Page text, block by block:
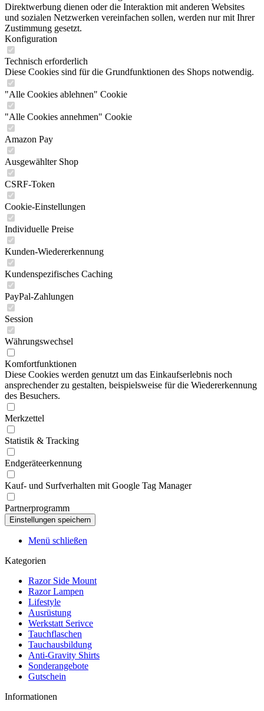
Direktwerbung dienen oder die Interaktion mit anderen Websites
und sozialen Netzwerken vereinfachen sollen, werden nur mit Ihrer
Zustimmung gesetzt.
Konfiguration
Technisch erforderlich
Diese Cookies sind für die Grundfunktionen des Shops notwendig.
"Alle Cookies ablehnen" Cookie
"Alle Cookies annehmen" Cookie
Amazon Pay
Ausgewählter Shop
CSRF-Token
Cookie-Einstellungen
Individuelle Preise
Kunden-Wiedererkennung
Kundenspezifisches Caching
PayPal-Zahlungen
Session
Währungswechsel
Komfortfunktionen
Diese Cookies werden genutzt um das Einkaufserlebnis noch
ansprechender zu gestalten, beispielsweise für die Wiedererkennung
des Besuchers.
Merkzettel
Statistik & Tracking
Endgeräteerkennung
Kauf- und Surfverhalten mit Google Tag Manager
Partnerprogramm
Menü schließen
Kategorien
Razor Side Mount
Razor Lampen
Lifestyle
Ausrüstung
Werkstatt Serivce
Tauchflaschen
Tauchausbildung
Anti-Gravity Shirts
Sonderangebote
Gutschein
Informationen